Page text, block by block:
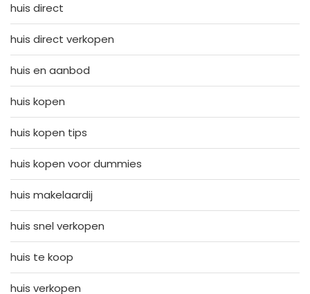
huis direct
huis direct verkopen
huis en aanbod
huis kopen
huis kopen tips
huis kopen voor dummies
huis makelaardij
huis snel verkopen
huis te koop
huis verkopen